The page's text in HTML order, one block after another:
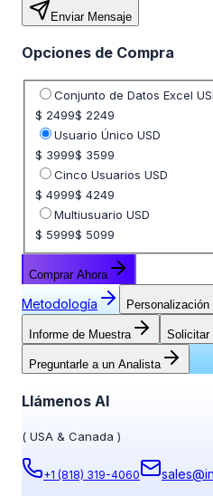
Enviar Mensaje
Opciones de Compra
Seleccione opción de precio
Conjunto de Datos Excel
$ 2499$ 2249
Usuario Único USD
$ 3999$ 3599
Cinco Usuarios USD
$ 4999$ 4249
Multiusuario USD
$ 5999$ 5099
Comprar Ahora
Metodología
Informe de Muestra Solicitar
Preguntarle a un Analista
Llámenos Al
( USA & Canada )
+1 (818) 319-4060